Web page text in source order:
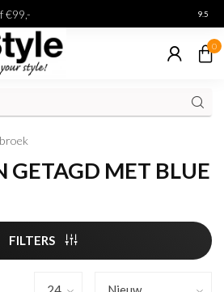
€99,- 9.5
0
GETAGD MET BLUE
FILTERS